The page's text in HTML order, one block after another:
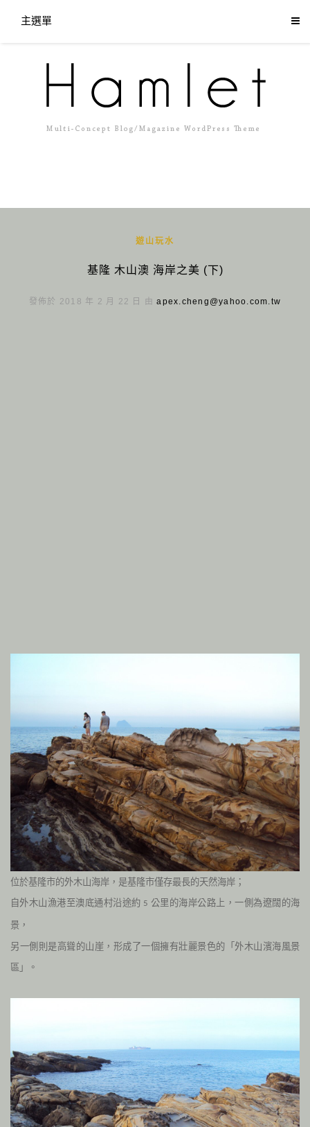
主選單
遊山玩水
基隆 木山澳 海岸之美 (下)
發佈於 2018 年 2 月 22 日 由apex.cheng@yahoo.com.tw
位於基隆市的外木山海岸，是基隆市僅存最長的天然海岸；
自外木山漁港至澳底通村沿途約 5 公里的海岸公路上，一側為遼闊的海
景，
另一側則是高聳的山崖，形成了一個擁有壯麗景色的「外木山濱海風景
區」。